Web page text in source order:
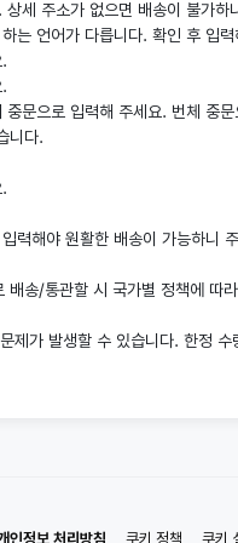
세 주소가 없으면 배송이 불가하
는 언어가 다릅니다. 확인 후 입
문으로 입력해 주세요. 번체 중
니다.
력해야 원활한 배송이 가능하
송/통관할 시 국가별 정책에
가 발생할 수 있습니다. 한정
인정보 처리방침 쿠키 정책 쿠키